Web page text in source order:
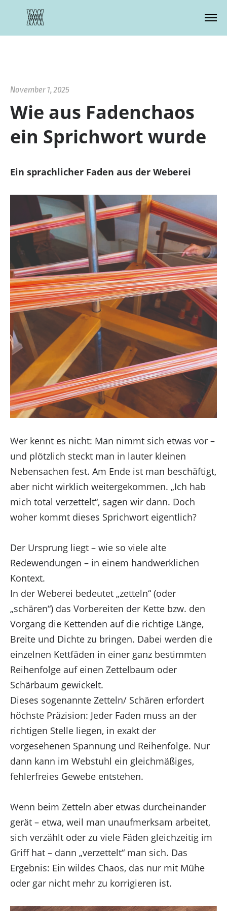
Zustimmung verwalten
Um dir ein optimales Erlebnis zu bieten, verwenden
wir Technologien wie Cookies, um
Geräteinformationen zu speichern und/oder darauf
zuzugreifen. Wenn du diesen Technologien
zustimmst, können wir Daten wie das Surfverhalten
oder eindeutige IDs auf dieser Website verarbeiten.
Wenn du deine Zustimmung nicht erteilst oder
zurückziehst, können bestimmte Merkmale und
Funktionen beeinträchtigt werden.
Funktional
Vorlieben
Vorlieben
Statistiken
Statistiken
Marketing
Marketing
Optionen verwalten
Dienste verwalten
Verwalten von {vendor_count}-Lieferanten
Lese mehr über diese Zwecke
Einstellungen speichern
Einstellungen ansehen
Impressum
Impressum
Impressum
November 1, 2025
Wie aus Fadenchaos
ein Sprichwort wurde
Ein sprachlicher Faden aus der Weberei
Wer kennt es nicht: Man nimmt sich etwas vor –
und plötzlich steckt man in lauter kleinen
Nebensachen fest. Am Ende ist man beschäftigt,
aber nicht wirklich weitergekommen. „Ich hab
mich total verzettelt“, sagen wir dann. Doch
woher kommt dieses Sprichwort eigentlich?
Der Ursprung liegt – wie so viele alte
Redewendungen – in einem handwerklichen
Kontext.
In der Weberei bedeutet „zetteln“ (oder
„schären“) das Vorbereiten der Kette bzw. den
Vorgang die Kettenden auf die richtige Länge,
Breite und Dichte zu bringen. Dabei werden die
einzelnen Kettfäden in einer ganz bestimmten
Reihenfolge auf einen Zettelbaum oder
Schärbaum gewickelt.
Dieses sogenannte Zetteln/ Schären erfordert
höchste Präzision: Jeder Faden muss an der
richtigen Stelle liegen, in exakt der
vorgesehenen Spannung und Reihenfolge. Nur
dann kann im Webstuhl ein gleichmäßiges,
fehlerfreies Gewebe entstehen.
Wenn beim Zetteln aber etwas durcheinander
gerät – etwa, weil man unaufmerksam arbeitet,
sich verzählt oder zu viele Fäden gleichzeitig im
Griff hat – dann „verzettelt“ man sich. Das
Ergebnis: Ein wildes Chaos, das nur mit Mühe
oder gar nicht mehr zu korrigieren ist.
Zustimmung verwalten